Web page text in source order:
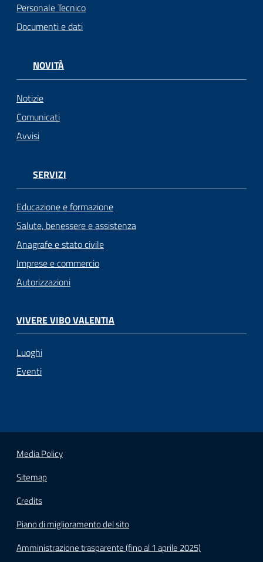
Personale Tecnico
Documenti e dati
NOVITÀ
Notizie
Comunicati
Avvisi
SERVIZI
Educazione e formazione
Salute, benessere e assistenza
Anagrafe e stato civile
Imprese e commercio
Autorizzazioni
VIVERE VIBO VALENTIA
Luoghi
Eventi
Media Policy
Sitemap
Credits
Piano di miglioramento del sito
Amministrazione trasparente (fino al 1 aprile 2025)